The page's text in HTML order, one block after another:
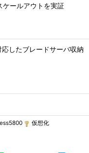
ケールアウトを実証
応したブレードサーバ収納
仮想化